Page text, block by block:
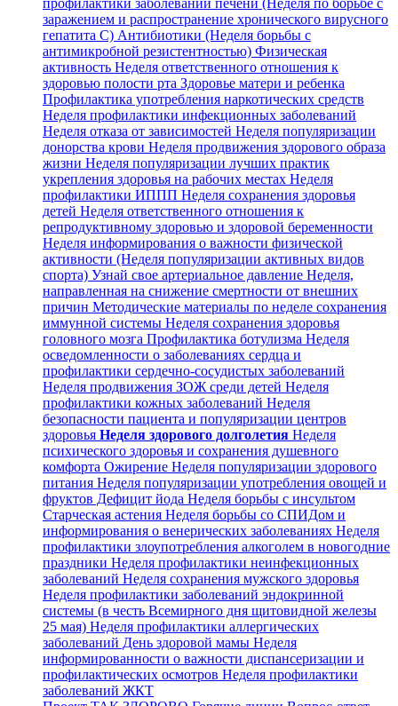
профилактики заболеваний печени (Неделя по борьбе с
заражением и распространение хронического вирусного
гепатита С) Антибиотики (Неделя борьбы с
антимикробной резистентностью) Физическая
активность Неделя ответственного отношения к
здоровью полости рта Здоровье матери и ребенка
Профилактика употребления наркотических средств
Неделя профилактики инфекционных заболеваний
Неделя отказа от зависимостей Неделя популяризации
донорства крови Неделя продвижения здорового образа
жизни Неделя популяризации лучших практик
укрепления здоровья на рабочих местах Неделя
профилактики ИППП Неделя сохранения здоровья
детей Неделя ответственного отношения к
репродуктивному здоровью и здоровой беременности
Неделя информирования о важности физической
активности (Неделя популяризации активных видов
спорта) Узнай свое артериальное давление Неделя,
направленная на снижение смертности от внешних
причин Методические материалы по неделе сохранения
иммунной системы Неделя сохранения здоровья
головного мозга Профилактика ботулизма Неделя
осведомленности о заболеваниях сердца и
профилактики сердечно-сосудистых заболеваний
Неделя продвижения ЗОЖ среди детей Неделя
профилактики кожных заболеваний Неделя
безопасности пациента и популяризации центров
здоровья Неделя здорового долголетия Неделя
психического здоровья и сохранения душевного
комфорта Ожирение Неделя популяризации здорового
питания Неделя популяризации употребления овощей и
фруктов Дефицит йода Неделя борьбы с инсультом
Старческая астения Неделя борьбы со СПИДом и
информирования о венерических заболеваниях Неделя
профилактики злоупотребления алкоголем в новогодние
праздники Неделя профилактики неинфекционных
заболеваний Неделя сохранения мужского здоровья
Неделя профилактики заболеваний эндокринной
системы (в честь Всемирного дня щитовидной железы
25 мая) Неделя профилактики аллергических
заболеваний День здоровой мамы Неделя
информированности о важности диспансеризации и
профилактических осмотров Неделя профилактики
заболеваний ЖКТ